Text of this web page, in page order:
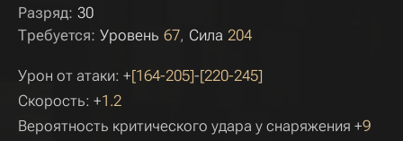
Разряд: 30
Требуется: Уровень 67 Сила 204
Урон от атаки: +[164-205]-[220-245]
Скорость: +1.2
Вероятность критического удара у снаряжения +9